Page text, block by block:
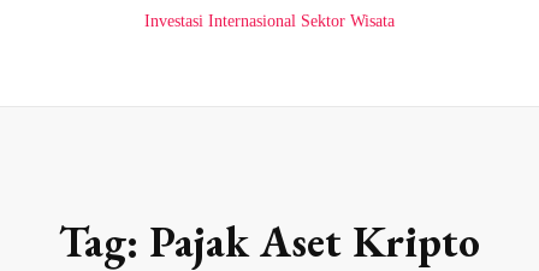
Investasi Internasional Sektor Wisata
Tag: Pajak Aset Kripto